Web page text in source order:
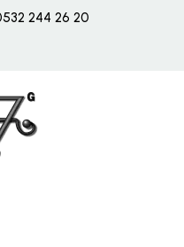
244 26 20